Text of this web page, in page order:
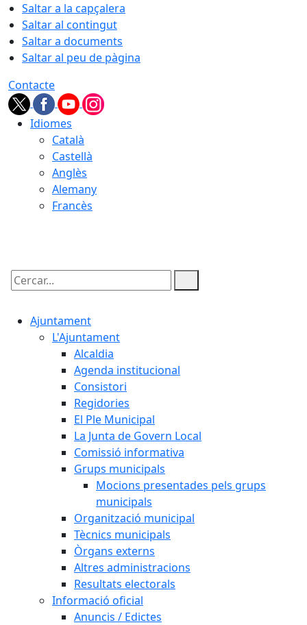
Saltar a la capçalera
Saltar al contingut
Saltar a documents
Saltar al peu de pàgina
Contacte
Idiomes
Català
Castellà
Anglès
Alemany
Francès
Cercar:
Ajuntament
L'Ajuntament
Alcaldia
Agenda institucional
Consistori
Regidories
El Ple Municipal
La Junta de Govern Local
Comissió informativa
Grups municipals
Mocions presentades pels grups
municipals
Organització municipal
Tècnics municipals
Òrgans externs
Altres administracions
Resultats electorals
Informació oficial
Anuncis / Edictes